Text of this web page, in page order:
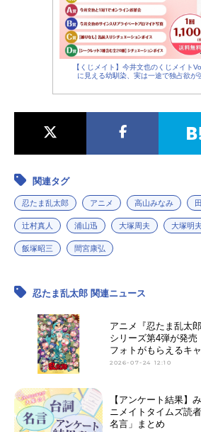
【くじメイト】今井文也のくじメイト
に見える幼馴染、実は一途で独占欲が
関連タグ
忍たま乱太郎 アニメ 高山みなみ
辻村真人 浦山迅 大塚周夫 大塚明夫
飯塚昭三 間宮康弘
忍たま乱太郎 関連ニュース
アニメ『忍たま乱太
シリーズ第4弾が発
フォトがもらえるキ
2026-07-24 12:10
【アンケート結果】
ニメイトタイムズ読
名言」まとめ